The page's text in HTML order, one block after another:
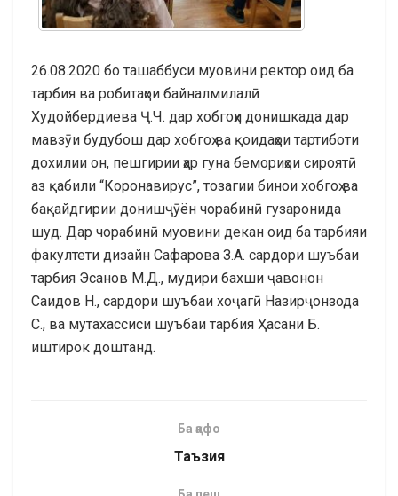
26.08.2020 бо ташаббуси муовини ректор оид ба
тарбия ва робитаҳои байналмилалӣ
Худойбердиева Ҷ.Ч. дар хобгоҳи донишкада дар
мавзӯи будубош дар хобгоҳ ва қоидаҳои тартиботи
дохилии он, пешгирии ҳар гуна бемориҳои сироятӣ
аз қабили “Коронавирус”, тозагии бинои хобгоҳ ва
бақайдгирии донишҷӯён чорабинӣ гузаронида
шуд. Дар чорабинӣ муовини декан оид ба тарбияи
факултети дизайн Сафарова З.А. сардори шуъбаи
тарбия Эсанов М.Д., мудири бахши ҷавонон
Саидов Н., сардори шуъбаи хоҷагӣ Назирҷонзода
С., ва мутахассиси шуъбаи тарбия Ҳасани Б.
иштирок доштанд.
Ба қафо
Таъзия